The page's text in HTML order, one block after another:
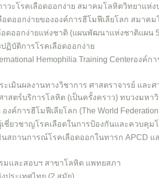
ะโรคเลือดออกง่าย สมาคมโลหิตวิทยาแห่ง
ดออกง่ายขององค์การฮีโมฟีเลียโลก สมาคม
อดออกง่ายแห่งชาติ (แผนพัฒนาแห่งชาติแผน
ฏิบัติการโรคเลือดออกง่าย
Hemophilia Training Centerองค์ก
เมินผลงานทางวิชาการ ศาสตราจารย์ และศ
าสตร์บริการโลหิต (เป็นครั้งคราว) ทบวงมหา
องค์การฮีโมฟีเลียโลก (The World
ยวชาญโรคเลือดในการป้องกันและควบคุมโ
สถานการณ์โรคเลือดออกในทารก APCD
มและสอบฯ สาขาโลหิต แพทยสภา